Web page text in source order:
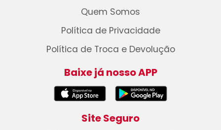
Quem Somos
Política de Privacidade
Política de Troca e Devolução
Baixe já nosso APP
Site Seguro